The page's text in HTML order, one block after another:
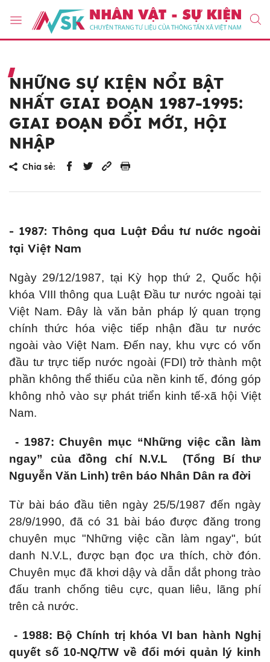
NHỮNG SỰ KIỆN NỔI BẬT
NHẤT GIAI ĐOẠN 1987-1995:
GIAI ĐOẠN ĐỔI MỚI, HỘI
NHẬP
Chia sẻ:
- 1987: Thông qua Luật Đầu tư nước ngoài
tại Việt Nam
Ngày 29/12/1987, tại Kỳ họp thứ 2, Quốc hội
khóa VIII thông qua Luật Đầu tư nước ngoài tại
Việt Nam. Đây là văn bản pháp lý quan trọng
chính thức hóa việc tiếp nhận đầu tư nước
ngoài vào Việt Nam. Đến nay, khu vực có vốn
đầu tư trực tiếp nước ngoài (FDI) trở thành một
phần không thể thiếu của nền kinh tế, đóng góp
không nhỏ vào sự phát triển kinh tế-xã hội Việt
Nam.
- 1987: Chuyên mục “Những việc cần làm
ngay” của đồng chí N.V.L (Tổng Bí thư
Nguyễn Văn Linh) trên báo Nhân Dân ra đời
Từ bài báo đầu tiên ngày 25/5/1987 đến ngày
28/9/1990, đã có 31 bài báo được đăng trong
chuyên mục "Những việc cần làm ngay", bút
danh N.V.L, được bạn đọc ưa thích, chờ đón.
Chuyên mục đã khơi dậy và dẫn dắt phong trào
đấu tranh chống tiêu cực, quan liêu, lãng phí
trên cả nước.
- 1988: Bộ Chính trị khóa VI ban hành Nghị
quyết số 10-NQ/TW về đổi mới quản lý kinh